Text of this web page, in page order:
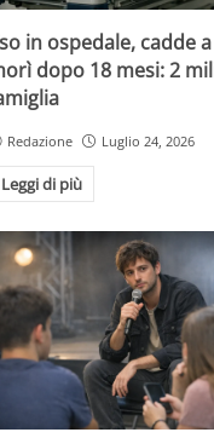
in ospedale, cadde
dopo 18 mesi: 2
Redazione Luglio 24, 2026
Leggi di più